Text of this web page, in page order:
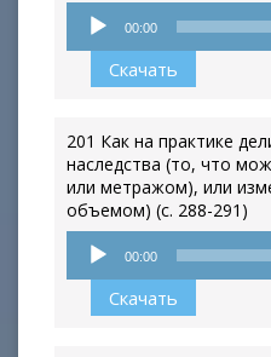
Аудиоплеер
00:00
Скачать
201 Как на практике
наследства (то, что
или метражом), или
объемом) (с. 288-291)
Аудиоплеер
00:00
Скачать